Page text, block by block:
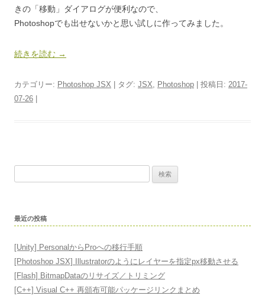
きの「移動」ダイアログが便利なので、
Photoshopでも出せないかと思い試しに作ってみました。
続きを読む →
カテゴリー: Photoshop JSX | タグ: JSX, Photoshop | 投稿日: 2017-
07-26
最近の投稿
[Unity] PersonalからProへの移行手順
[Photoshop JSX] Illustratorのようにレイヤーを指定px移動させる
[Flash] BitmapDataのリサイズ／トリミング
[C++] Visual C++ 再頒布可能パッケージリンクまとめ